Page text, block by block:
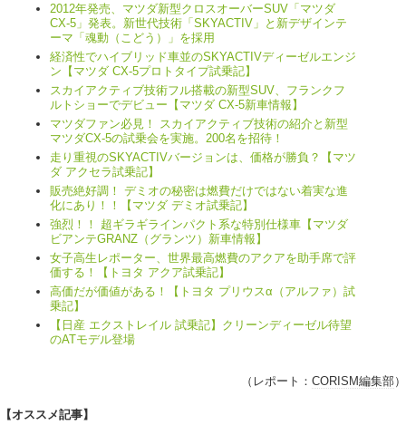
2012年発売、マツダ新型クロスオーバーSUV「マツダ
CX-5」発表。新世代技術「SKYACTIV」と新デザインテ
ーマ「魂動（こどう）」を採用
経済性でハイブリッド車並のSKYACTIVディーゼルエンジ
ン【マツダ CX-5プロトタイプ試乗記】
スカイアクティブ技術フル搭載の新型SUV、フランクフ
ルトショーでデビュー【マツダ CX-5新車情報】
マツダファン必見！ スカイアクティブ技術の紹介と新型
マツダCX-5の試乗会を実施。200名を招待！
走り重視のSKYACTIVバージョンは、価格が勝負？【マツ
ダ アクセラ試乗記】
販売絶好調！ デミオの秘密は燃費だけではない着実な進
化にあり！！【マツダ デミオ試乗記】
強烈！！ 超ギラギラインパクト系な特別仕様車【マツダ
ビアンテGRANZ（グランツ）新車情報】
女子高生レポーター、世界最高燃費のアクアを助手席で評
価する！【トヨタ アクア試乗記】
高価だが価値がある！【トヨタ プリウスα（アルファ）試
乗記】
【日産 エクストレイル 試乗記】クリーンディーゼル待望
のATモデル登場
（レポート： CORISM編集部）
【オススメ記事】